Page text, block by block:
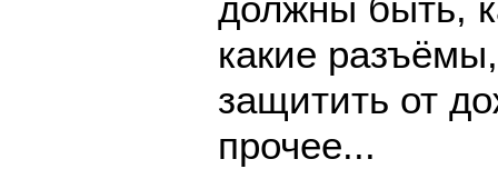
какие
защитить от
прочее...